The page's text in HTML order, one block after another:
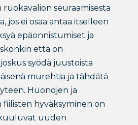
seuraamisesta
jos ei osaa antaa itselleen
epäonnistumiset ja
että on
syödä juustoista
murehtia ja tähdätä
Huonojen ja
hyväksyminen on
uuden